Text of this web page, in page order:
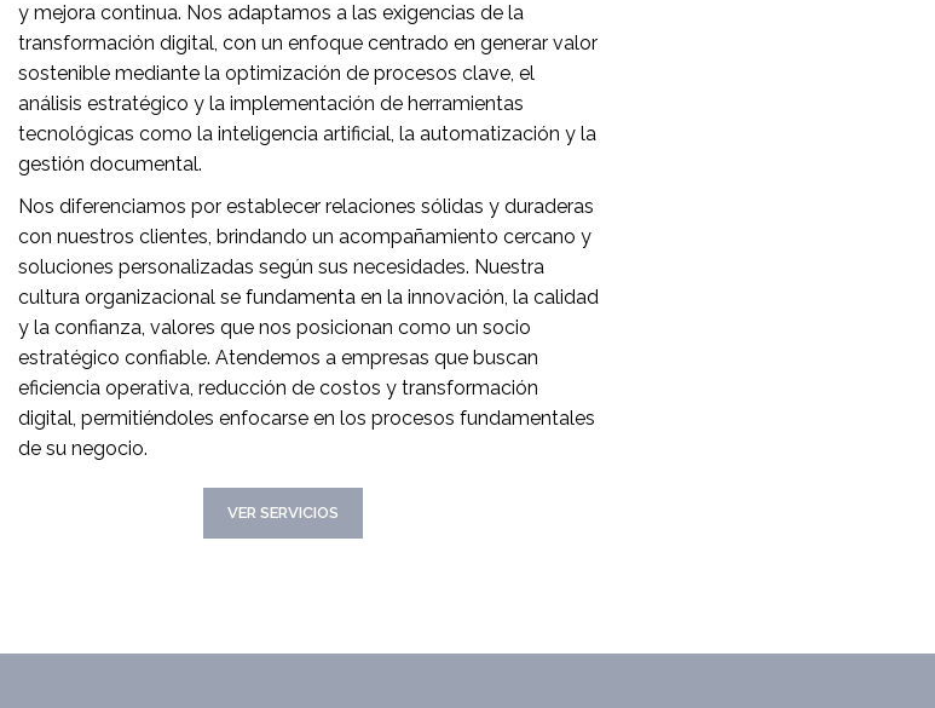
y mejora continua. Nos adaptamos a las exigencias de la
transformación digital, con un enfoque centrado en generar valor
sostenible mediante la optimización de procesos clave, el
análisis estratégico y la implementación de herramientas
tecnológicas como la inteligencia artificial, la automatización y la
gestión documental.
Nos diferenciamos por establecer relaciones sólidas y duraderas
con nuestros clientes, brindando un acompañamiento cercano y
soluciones personalizadas según sus necesidades. Nuestra
cultura organizacional se fundamenta en la innovación, la calidad
y la confianza, valores que nos posicionan como un socio
estratégico confiable. Atendemos a empresas que buscan
eficiencia operativa, reducción de costos y transformación
digital, permitiéndoles enfocarse en los procesos fundamentales
de su negocio.
VER SERVICIOS